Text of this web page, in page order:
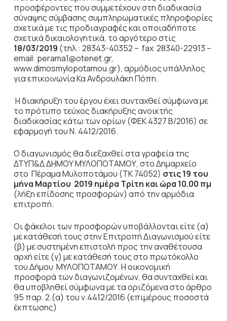
προσφέροντες που συμμετέχουν στη διαδικασία
σύναψης σύμβασης συμπληρωματικές πληροφορίες
σχετικά με τις προδιαγραφές και οποιαδήποτε
σχετικά δικαιολογητικά, το αργότερο στις
18/03/2019 (τηλ.: 28343-40352 – fax 28340-22913 –
email: perama1@otenet.gr,
www.dimosmylopotamou.gr), αρμόδιος υπάλληλος
για επικοινωνία Κα Ανδρουλάκη Πόπη.
Η διακήρυξη του έργου έχει συνταχθεί σύμφωνα με
το πρότυπο τεύχος διακήρυξης ανοικτής
διαδικασίας κάτω των ορίων (ΦΕΚ 4327 Β/2016) σε
εφαρμογή του Ν. 4412/2016.
Ο διαγωνισμός θα διεξαχθεί στα γραφεία της
ΔΤΥΠ&Δ ΔΗΜΟΥ ΜΥΛΟΠΟΤΑΜΟΥ, στο Δημαρχείο
στο Πέραμα Μυλοποτάμου (ΤΚ 74052) στις 19 του
μήνα Μαρτίου 2019 ημέρα Τρίτη και ώρα 10.00 πμ
(λήξη επίδοσης προσφορών) από την αρμόδια
επιτροπή.
Οι φάκελοι των προσφορών υποβάλλονται είτε (α)
με κατάθεσή τους στην Επιτροπή Διαγωνισμού είτε
(β) με συστημένη επιστολή προς την αναθέτουσα
αρχή είτε (γ) με κατάθεσή τους στο πρωτόκολλο
του Δήμου ΜΥΛΟΠΟΤΑΜΟΥ. Η οικονομική
προσφορά των διαγωνιζομένων, θα συνταχθεί και
θα υποβληθεί σύμφωνα με τα οριζόμενα στο άρθρο
95 παρ. 2.(α) του ν.4412/2016 (επιμέρους ποσοστά
έκπτωσης)